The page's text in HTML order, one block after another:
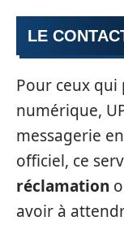
LE
Pour ceux
numérique,
messagerie
officiel, ce
réclamation
avoir à